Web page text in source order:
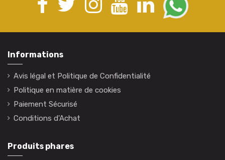
Informations
Avis légal et Politique de Confidentialité
Politique en matière de cookies
Paiement Sécurisé
Conditions d'Achat
Produits phares